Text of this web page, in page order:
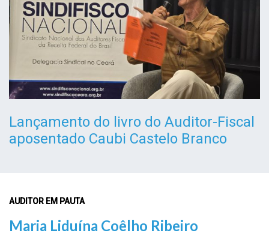
Lançamento do livro do Auditor-Fiscal
aposentado Caubi Castelo Branco
AUDITOR EM PAUTA
Maria Liduína Coêlho Ribeiro